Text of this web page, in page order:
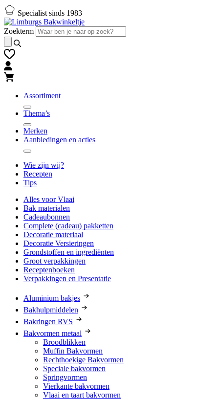
Naar
hoofd-
inhoud
gaan
Naar
footer
gaan
Specialist sinds 1983
Zoekterm
Assortiment
Thema’s
Merken
Aanbiedingen en acties
Wie zijn wij?
Recepten
Tips
Alles voor Vlaai
Bak materialen
Cadeaubonnen
Complete (cadeau) pakketten
Decoratie materiaal
Decoratie Versieringen
Grondstoffen en ingrediënten
Groot verpakkingen
Receptenboeken
Verpakkingen en Presentatie
Aluminium bakjes
Bakhulpmiddelen
Bakringen RVS
Bakvormen metaal
Broodblikken
Muffin Bakvormen
Rechthoekige Bakvormen
Speciale bakvormen
Springvormen
Vierkante bakvormen
Vlaai en taart bakvormen